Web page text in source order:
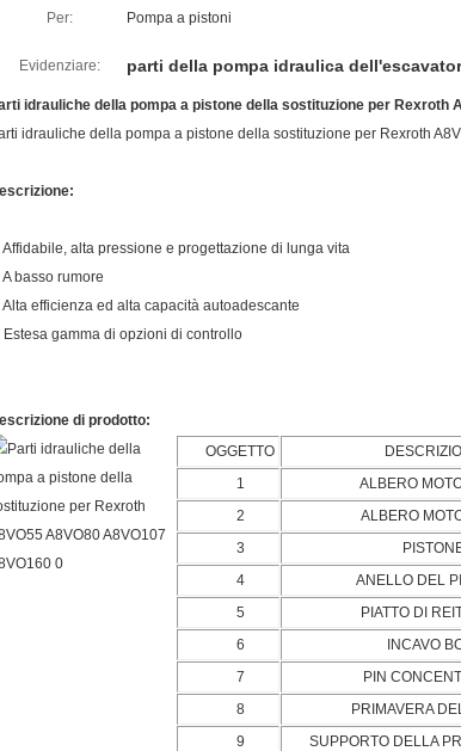
Per: Pompa a pistoni
Evidenziare: parti della pompa idraulica
idrauliche della pompa a pistone della sostituzione per Rexroth
idrauliche della pompa a pistone della sostituzione per Rexroth
Affidabile, alta pressione e progettazione di lunga vita
A basso rumore
Alta efficienza ed alta capacità autoadescante
Estesa gamma di opzioni di controllo
di prodotto:
OGGETTO
1
ALBERO
2
ALBERO
3
4
ANELLO DEL
5
PIATTO DI
6
INCAVO
7
PIN
8
PRIMAVERA
9
SUPPORTO DELLA